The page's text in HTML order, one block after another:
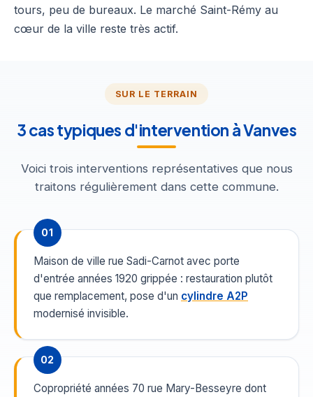
tours, peu de bureaux. Le marché Saint-Rémy au
cœur de la ville reste très actif.
SUR LE TERRAIN
3 cas typiques d'intervention à Vanves
Voici trois interventions représentatives que nous
traitons régulièrement dans cette commune.
01
Maison de ville rue Sadi-Carnot avec porte
d'entrée années 1920 grippée : restauration plutôt
que remplacement, pose d'un cylindre A2P
modernisé invisible.
02
Copropriété années 70 rue Mary-Besseyre dont